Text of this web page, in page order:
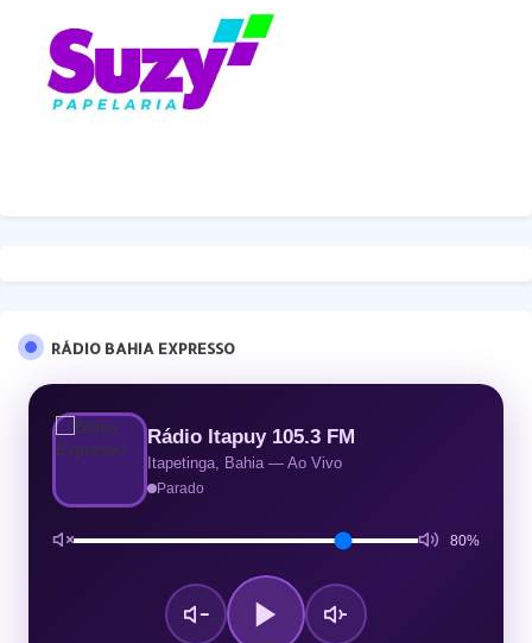
RÁDIO BAHIA EXPRESSO
Rádio Itapuy 105.3 FM
Itapetinga, Bahia — Ao Vivo
Parado
80%